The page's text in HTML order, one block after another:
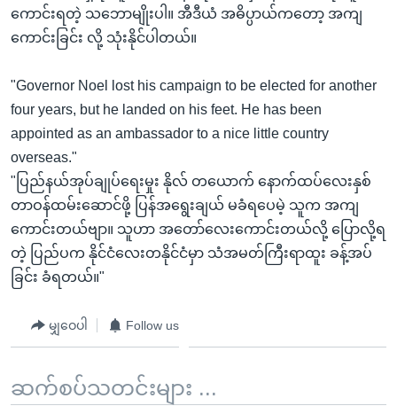
ကောင်းရတဲ့ သဘောမျိုးပါ။ အီဒီယံ အဓိပ္ပာယ်ကတော့ အကျ
ကောင်းခြင်း လို့ သုံးနိုင်ပါတယ်။
"Governor Noel lost his campaign to be elected for another
four years, but he landed on his feet. He has been
appointed as an ambassador to a nice little country
overseas."
"ပြည်နယ်အုပ်ချုပ်ရေးမှုး နိုလ် တယောက် နောက်ထပ်လေးနှစ်
တာဝန်ထမ်းဆောင်ဖို့ ပြန်အရွေးချယ် မခံရပေမဲ့ သူက အကျ
ကောင်းတယ်ဗျာ။ သူဟာ အတော်လေးကောင်းတယ်လို့ ပြောလို့ရ
တဲ့ ပြည်ပက နိုင်ငံလေးတနိုင်ငံမှာ သံအမတ်ကြီးရာထူး ခန့်အပ်
ခြင်း ခံရတယ်။"
မျှဝေပါ Follow us
ဆက်စပ်သတင်းများ ...